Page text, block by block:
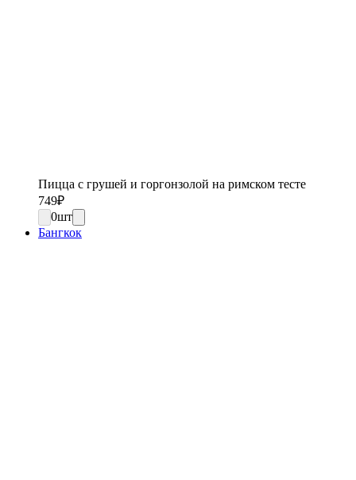
Пицца с грушей и горгонзолой на римском тесте
749₽
0шт
Бангкок